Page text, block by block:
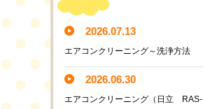
2026.07.13
エアコンクリーニング～洗浄方法
2026.06.30
エアコンクリーニング（日立 RAS-